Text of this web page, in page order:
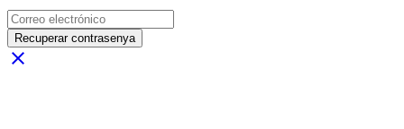
Recuperar contrasenya
close